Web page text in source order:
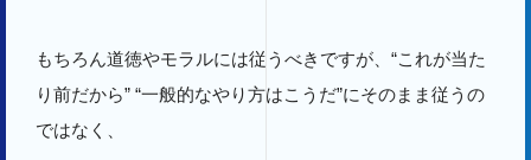
もちろん道徳やモラルには従うべきですが、“これが当た
り前だから” “一般的なやり方はこうだ”にそのまま従うの
ではなく、